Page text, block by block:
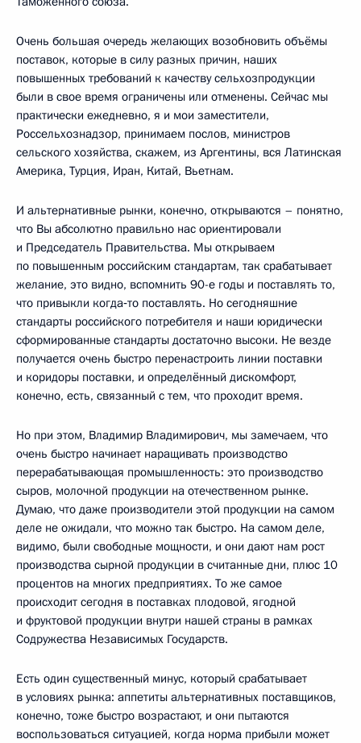
Очень большая очередь желающих возобновить объёмы
поставок, которые в силу разных причин, наших
повышенных требований к качеству сельхозпродукции
были в свое время ограничены или отменены. Сейчас мы
практически ежедневно, я и мои заместители,
Россельхознадзор, принимаем послов, министров
сельского хозяйства, скажем, из Аргентины, вся Латинская
Америка, Турция, Иран, Китай, Вьетнам.
И альтернативные рынки, конечно, открываются – понятно,
что Вы абсолютно правильно нас ориентировали
и Председатель Правительства. Мы открываем
по повышенным российским стандартам, так срабатывает
желание, это видно, вспомнить 90-е годы и поставлять то,
что привыкли когда‑то поставлять. Но сегодняшние
стандарты российского потребителя и наши юридически
сформированные стандарты достаточно высоки. Не везде
получается очень быстро перенастроить линии поставки
и коридоры поставки, и определённый дискомфорт,
конечно, есть, связанный с тем, что проходит время.
Но при этом, Владимир Владимирович, мы замечаем, что
очень быстро начинает наращивать производство
перерабатывающая промышленность: это производство
сыров, молочной продукции на отечественном рынке.
Думаю, что даже производители этой продукции на самом
деле не ожидали, что можно так быстро. На самом деле,
видимо, были свободные мощности, и они дают нам рост
производства сырной продукции в считанные дни, плюс 10
процентов на многих предприятиях. То же самое
происходит сегодня в поставках плодовой, ягодной
и фруктовой продукции внутри нашей страны в рамках
Содружества Независимых Государств.
Есть один существенный минус, который срабатывает
в условиях рынка: аппетиты альтернативных поставщиков,
конечно, тоже быстро возрастают, и они пытаются
воспользоваться ситуацией, когда норма прибыли может